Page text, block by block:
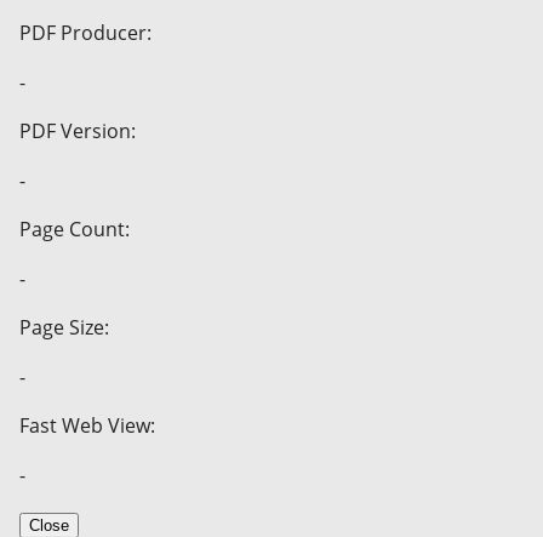
PDF Producer:
-
PDF Version:
-
Page Count:
-
Page Size:
-
Fast Web View:
-
Close